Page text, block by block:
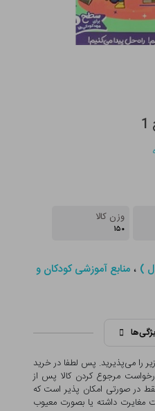
وزن کالا
۱۵۰
،منابع آموزشی کودکان و
را می‌پذیرید. پس لطفا در خرید
مرجوع کردن کالا پس از
در صورتی امکان پذیر است که
مغایرت داشته یا بصورت معيوب